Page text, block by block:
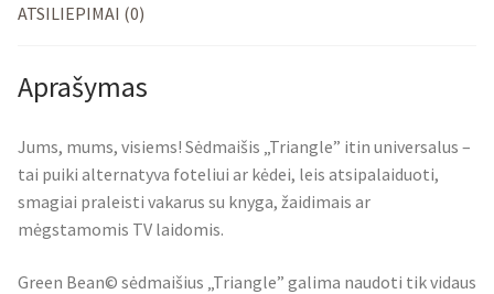
ATSILIEPIMAI (0)
Aprašymas
Jums, mums, visiems! Sėdmaišis „Triangle” itin universalus –
tai puiki alternatyva foteliui ar kėdei, leis atsipalaiduoti,
smagiai praleisti vakarus su knyga, žaidimais ar
mėgstamomis TV laidomis.
Green Bean© sėdmaišius „Triangle” galima naudoti tik vidaus